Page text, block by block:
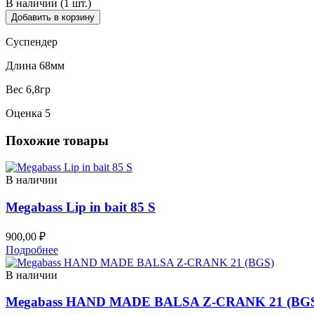
В наличии (1 шт.)
Добавить в корзину
Суспендер
Длина 68мм
Вес 6,8гр
Оценка 5
Похожие товары
В наличии
Megabass Lip in bait 85 S
900,00 ₽
Подробнее
В наличии
Megabass HAND MADE BALSA Z-CRANK 21